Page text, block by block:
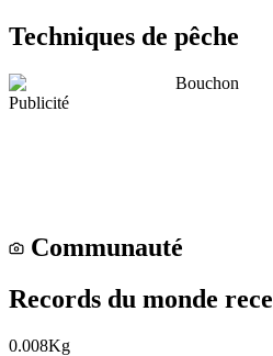
Techniques de pêche
Bouchon
Publicité
Communauté
Records du monde
0.008Kg